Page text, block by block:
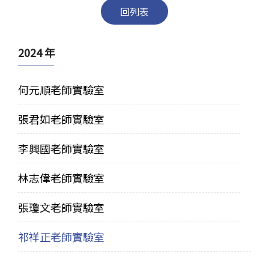
回列表
2024 年
何元順老師實驗室
張君如老師實驗室
李興國老師實驗室
林志偉老師實驗室
張瓊文老師實驗室
祁祥正老師實驗室